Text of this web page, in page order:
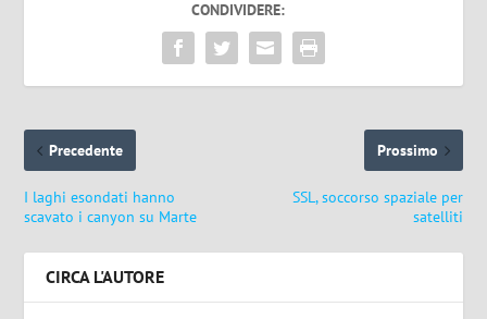
CONDIVIDERE:
Precedente
I laghi esondati hanno
scavato i canyon su Marte
Prossimo
SSL, soccorso spaziale per
satelliti
CIRCA L'AUTORE